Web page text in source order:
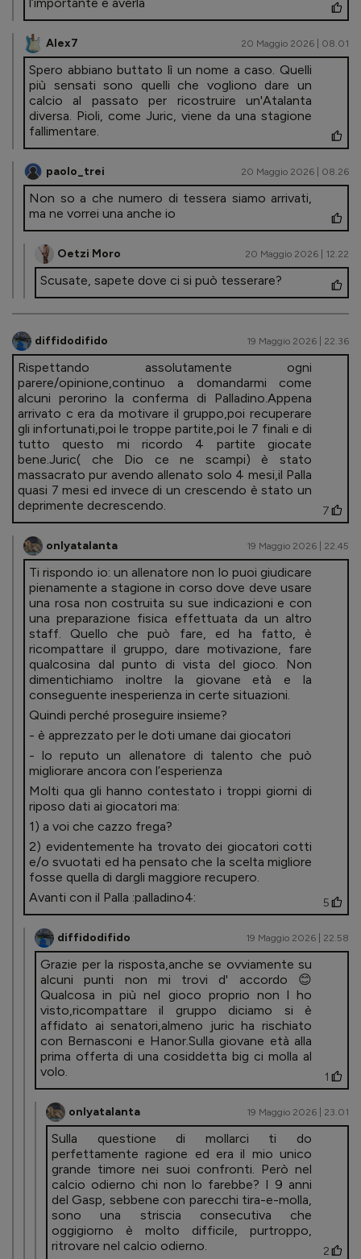
Alex7 20 Maggio 2026 | 08.01
Spero abbiano buttato lì un nome a caso. Quelli
più sensati sono quelli che vogliono dare un
calcio al passato per ricostruire un'Atalanta
diversa. Pioli, come Juric, viene da una stagione
fallimentare.
paolo_trei 20 Maggio 2026 | 08.26
Non so a che numero di tessera siamo arrivati,
ma ne vorrei una anche io
Oetzi Moro 20 Maggio 2026 | 12.22
Scusate, sapete dove ci si può tesserare?
diffidodifido 19 Maggio 2026 | 22.36
Rispettando assolutamente ogni
parere/opinione,continuo a domandarmi come
alcuni perorino la conferma di Palladino.Appena
arrivato c era da motivare il gruppo,poi recuperare
gli infortunati,poi le troppe partite,poi le 7 finali e di
tutto questo mi ricordo 4 partite giocate
bene.Juric( che Dio ce ne scampi) è stato
massacrato pur avendo allenato solo 4 mesi,il Palla
quasi 7 mesi ed invece di un crescendo è stato un
deprimente decrescendo.
7
onlyatalanta 19 Maggio 2026 | 22.45
Ti rispondo io: un allenatore non lo puoi giudicare
pienamente a stagione in corso dove deve usare
una rosa non costruita su sue indicazioni e con
una preparazione fisica effettuata da un altro
staff. Quello che può fare, ed ha fatto, è
ricompattare il gruppo, dare motivazione, fare
qualcosina dal punto di vista del gioco. Non
dimentichiamo inoltre la giovane età e la
conseguente inesperienza in certe situazioni.
Quindi perché proseguire insieme?
- è apprezzato per le doti umane dai giocatori
- lo reputo un allenatore di talento che può
migliorare ancora con l’esperienza
Molti qua gli hanno contestato i troppi giorni di
riposo dati ai giocatori ma:
1) a voi che cazzo frega?
2) evidentemente ha trovato dei giocatori cotti
e/o svuotati ed ha pensato che la scelta migliore
fosse quella di dargli maggiore recupero.
Avanti con il Palla :palladino4:
5
diffidodifido 19 Maggio 2026 | 22.58
Grazie per la risposta,anche se ovviamente su
alcuni punti non mi trovi d' accordo 😊
Qualcosa in più nel gioco proprio non l ho
visto,ricompattare il gruppo diciamo si è
affidato ai senatori,almeno juric ha rischiato
con Bernasconi e Hanor.Sulla giovane età alla
prima offerta di una cosiddetta big ci molla al
volo.
1
onlyatalanta 19 Maggio 2026 | 23.01
Sulla questione di mollarci ti do
perfettamente ragione ed era il mio unico
grande timore nei suoi confronti. Però nel
calcio odierno chi non lo farebbe? I 9 anni
del Gasp, sebbene con parecchi tira-e-molla,
sono una striscia consecutiva che
oggigiorno è molto difficile, purtroppo,
ritrovare nel calcio odierno.
2